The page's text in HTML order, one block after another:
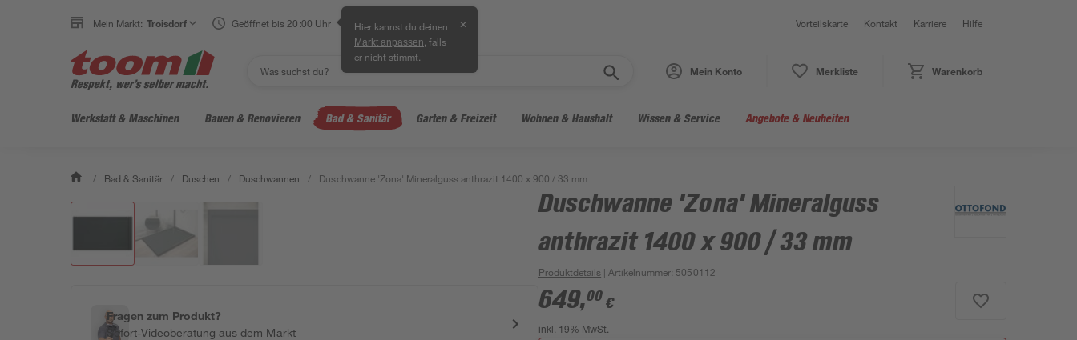
Mein Markt: Troisdorf Geöffnet bis 20:00 Uhr Hier kannst du deinen
Markt anpassen , falls
er nicht stimmt.
✕ Vorteilskarte Kontakt Karriere Hilfe
Mein Konto Merkliste Warenkorb
Werkstatt & Maschinen Bauen & Renovieren Bad & Sanitär Garten & Freizeit Wohnen & Haushalt Wissen & Service Angebote & Neuheiten
/ Bad & Sanitär / Duschen / Duschwannen / Duschwanne 'Zona' Mineralguss anthrazit 1400 x 900 / 33 mm
Fragen zum Produkt?
Sofort-Videoberatung aus dem Markt
Duschwanne 'Zona' Mineralguss
anthrazit 1400 x 900 / 33 mm
Produktdetails | Artikelnummer: 5050112
649,00 €
inkl. 19% MwSt.